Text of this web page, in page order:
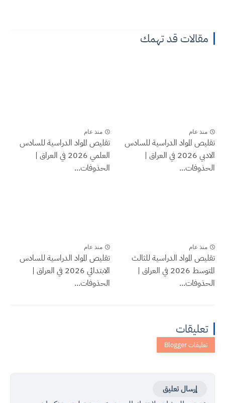
مقالات قد تهمك
منذ عام
تقليص المواد الدراسية للسادس
الادبي 2026 في العراق |
الحذوفات...
منذ عام
تقليص المواد الدراسية للسادس
العلمي 2026 في العراق |
الحذوفات...
منذ عام
تقليص المواد الدراسية للثالث
المتوسط 2026 في العراق |
الحذوفات...
منذ عام
تقليص المواد الدراسية للسادس
الابتدائي 2026 في العراق |
الحذوفات...
تعليقات
إرسال تعليق